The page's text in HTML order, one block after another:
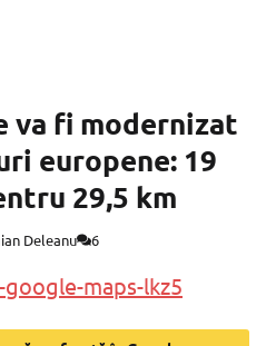
va fi modernizat
europene: 19
29,5 km
Deleanu 6